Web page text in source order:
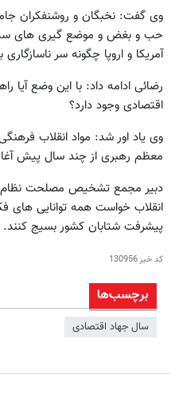
حب و بغض و موضع گیری های
آمریکا و اروپا چگونه سر
رضائی ادامه داد: با این وضع آیا
اقتصادی وجود دارد؟
وی یاد اور شد: مواد انقلاب
معظم رهبری از چند سال پیش
دبیر مجمع تشخیص مصلحت نظام
انقلاب خواست همه توانایی های
پیشرفت شتابان کشور بسیج کنند.
کد خبر130956
برچسب‌ها
سال جهاد اقتصادی